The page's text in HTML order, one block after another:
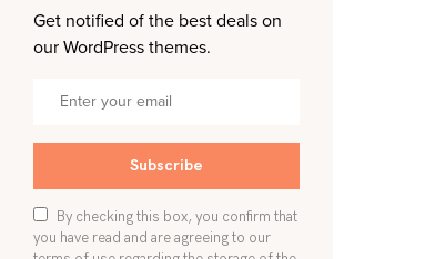
Get notified of the best deals on
our WordPress themes.
Subscribe
By checking this box, you confirm that
you have read and are agreeing to our